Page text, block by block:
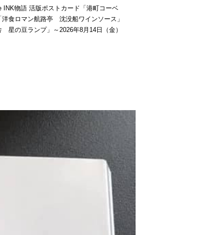
INK物語 活版ポストカード「港町コーベ
洋食ロマン航路亭 沈没船ワインソース」
星の豆ランプ」～2026年8月14日（金）